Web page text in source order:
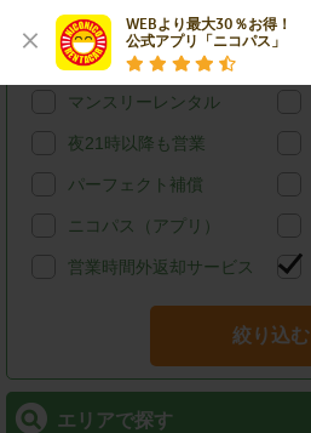
WEBより最大30％お得！
公式アプリ「ニコパス」
給油可能
宅配レンタカー
マンスリーレンタル
夜21時以降も営業
パーフェクト補償
ニコパス（アプリ）
営業時間外返却サービス
絞り込む
エリアで探す